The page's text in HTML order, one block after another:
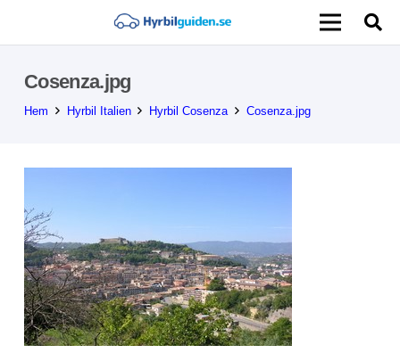
Cosenza.jpg
Hem Hyrbil Italien Hyrbil Cosenza Cosenza.jpg